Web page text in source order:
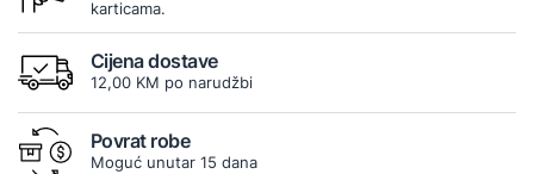
karticama.
Cijena dostave
12,00 KM po narudžbi
Povrat robe
Moguć unutar 15 dana